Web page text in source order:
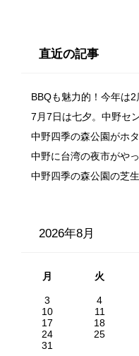
直近の記事
BBQも魅力的！今年は
7月7日は七夕。中野セ
中野四季の森公園がホ
中野に台湾の夜市がや
中野四季の森公園の芝
2026年8月
月 火
3
4
10
11
17
18
24
25
31